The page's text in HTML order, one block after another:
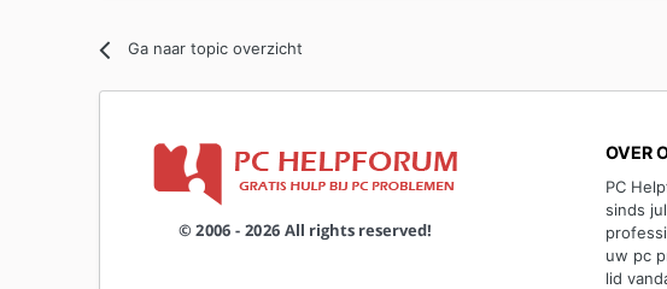
Ga naar topic overzicht
OVER
PC
sinds
uw pc
lid